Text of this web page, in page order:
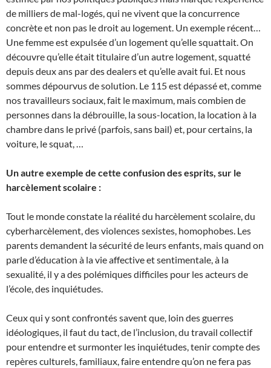
de milliers de mal-logés, qui ne vivent que la concurrence
concrète et non pas le droit au logement. Un exemple récent…
Une femme est expulsée d’un logement qu’elle squattait. On
découvre qu’elle était titulaire d’un autre logement, squatté
depuis deux ans par des dealers et qu’elle avait fui. Et nous
sommes dépourvus de solution. Le 115 est dépassé et, comme
nos travailleurs sociaux, fait le maximum, mais combien de
personnes dans la débrouille, la sous-location, la location à la
chambre dans le privé (parfois, sans bail) et, pour certains, la
voiture, le squat, …
Un autre exemple de cette confusion des esprits, sur le
harcèlement scolaire :
Tout le monde constate la réalité du harcèlement scolaire, du
cyberharcèlement, des violences sexistes, homophobes. Les
parents demandent la sécurité de leurs enfants, mais quand on
parle d’éducation à la vie affective et sentimentale, à la
sexualité, il y a des polémiques difficiles pour les acteurs de
l’école, des inquiétudes.
Ceux qui y sont confrontés savent que, loin des guerres
idéologiques, il faut du tact, de l’inclusion, du travail collectif
pour entendre et surmonter les inquiétudes, tenir compte des
repères culturels, familiaux, faire entendre qu’on ne fera pas